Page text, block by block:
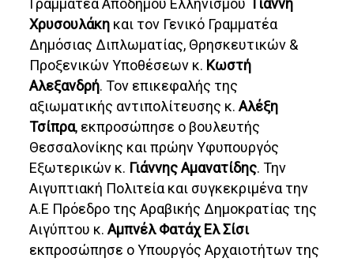
Γραμματέα Απόδημου Ελληνισμού Γιάννη
Χρυσουλάκη και τον Γενικό Γραμματέα
Δημόσιας Διπλωματίας, Θρησκευτικών &
Προξενικών Υποθέσεων κ. Κωστή
Αλεξανδρή. Τον επικεφαλής της
αξιωματικής αντιπολίτευσης κ.Αλέξη
Τσίπρα, εκπροσώπησε ο βουλευτής
Θεσσαλονίκης και πρώην Υφυπουργός
Εξωτερικών κ. Γιάννης Αμανατίδης. Την
Αιγυπτιακή Πολιτεία και συγκεκριμένα την
Α.Ε Πρόεδρο της Αραβικής Δημοκρατίας της
Αιγύπτου κ.Αμπνέλ Φατάχ Ελ Σίσι
εκπροσώπησε ο Υπουργός Αρχαιοτήτων της